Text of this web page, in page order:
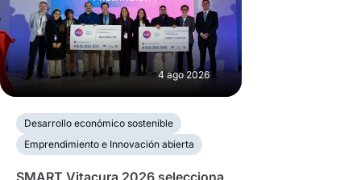
4 ago 2026
Desarrollo económico sostenible
Emprendimiento e Innovación abierta
SMART Vitacura 2026 selecciona